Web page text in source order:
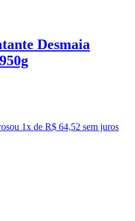
Desmaia
ou 1x de R$ 64,52 sem juros